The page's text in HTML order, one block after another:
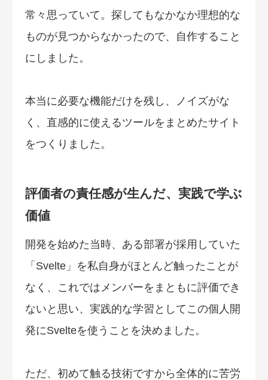
常々思っていて。探してもなかなか理想的な
ものが見つからなかったので、自作すること
にしました。
本当に必要な機能だけを残し、ノイズがな
く、直感的に使えるツールをまとめたサイト
をつくりました。
評価者の責任感が生んだ、実践で学ぶ
価値
開発を始めた当時、ある部署が採用していた
「Svelte」を私自身がほとんど触ったことが
なく、これではメンバーをまともに評価でき
ないと思い、実践的な学習としてこの個人開
発にSvelteを使うことを決めました。
ただ、初めて触る技術ですから全体的に苦労